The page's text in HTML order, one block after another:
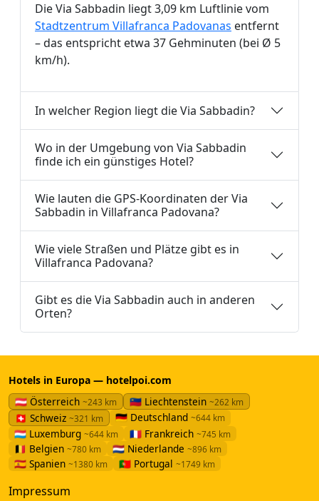
Die Via Sabbadin liegt 3,09 km Luftlinie vom
Stadtzentrum Villafranca Padovanas entfernt
– das entspricht etwa 37 Gehminuten (bei Ø 5
km/h).
In welcher Region liegt die Via Sabbadin?
Wo in der Umgebung von Via Sabbadin
finde ich ein günstiges Hotel?
Wie lauten die GPS-Koordinaten der Via
Sabbadin in Villafranca Padovana?
Wie viele Straßen und Plätze gibt es in
Villafranca Padovana?
Gibt es die Via Sabbadin auch in anderen
Orten?
Hotels in Europa — hotelpoi.com
🇦🇹 Österreich ~243 km 🇱🇮 Liechtenstein ~262 km
🇨🇭 Schweiz ~321 km 🇩🇪 Deutschland ~644 km
🇱🇺 Luxemburg ~644 km 🇫🇷 Frankreich ~745 km
🇧🇪 Belgien ~780 km 🇳🇱 Niederlande ~896 km
🇪🇸 Spanien ~1380 km 🇵🇹 Portugal ~1749 km
Impressum